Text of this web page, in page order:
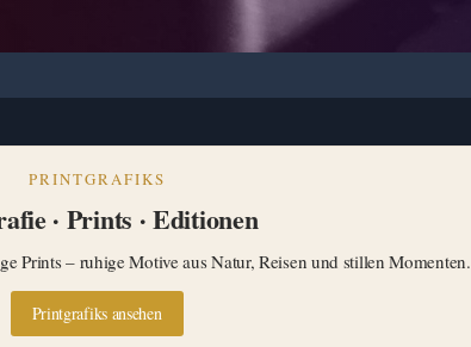
PRINTGRAFIKS
· Prints · Editionen
Prints – ruhige Motive aus Natur, Reisen und stillen Momenten.
Printgrafiks ansehen